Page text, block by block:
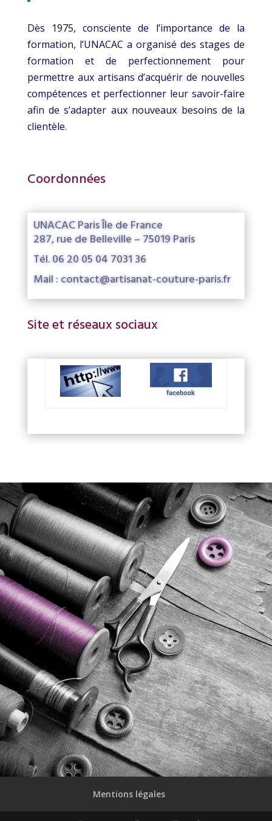
Dès 1975, consciente de l’importance de la
formation, l’UNACAC a organisé des stages de
formation et de perfectionnement pour
permettre aux artisans d’acquérir de nouvelles
compétences et perfectionner leur savoir-faire
afin de s’adapter aux nouveaux besoins de la
clientèle.
Coordonnées
UNACAC Paris Île de France
287, rue de Belleville – 75019 Paris
Tél. 06 20 05 04 7031 36
Mail : contact@artisanat-couture-paris.fr
Site et réseaux sociaux
Mentions légales